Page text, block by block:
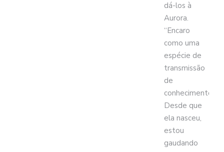
dá-los à
Aurora.
“Encaro
como uma
espécie de
transmissão
de
conhecimento.
Desde que
ela nasceu,
estou
gaudando